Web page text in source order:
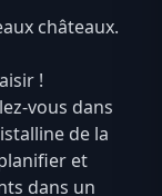
châteaux.
!
vous dans
de la
et
dans un